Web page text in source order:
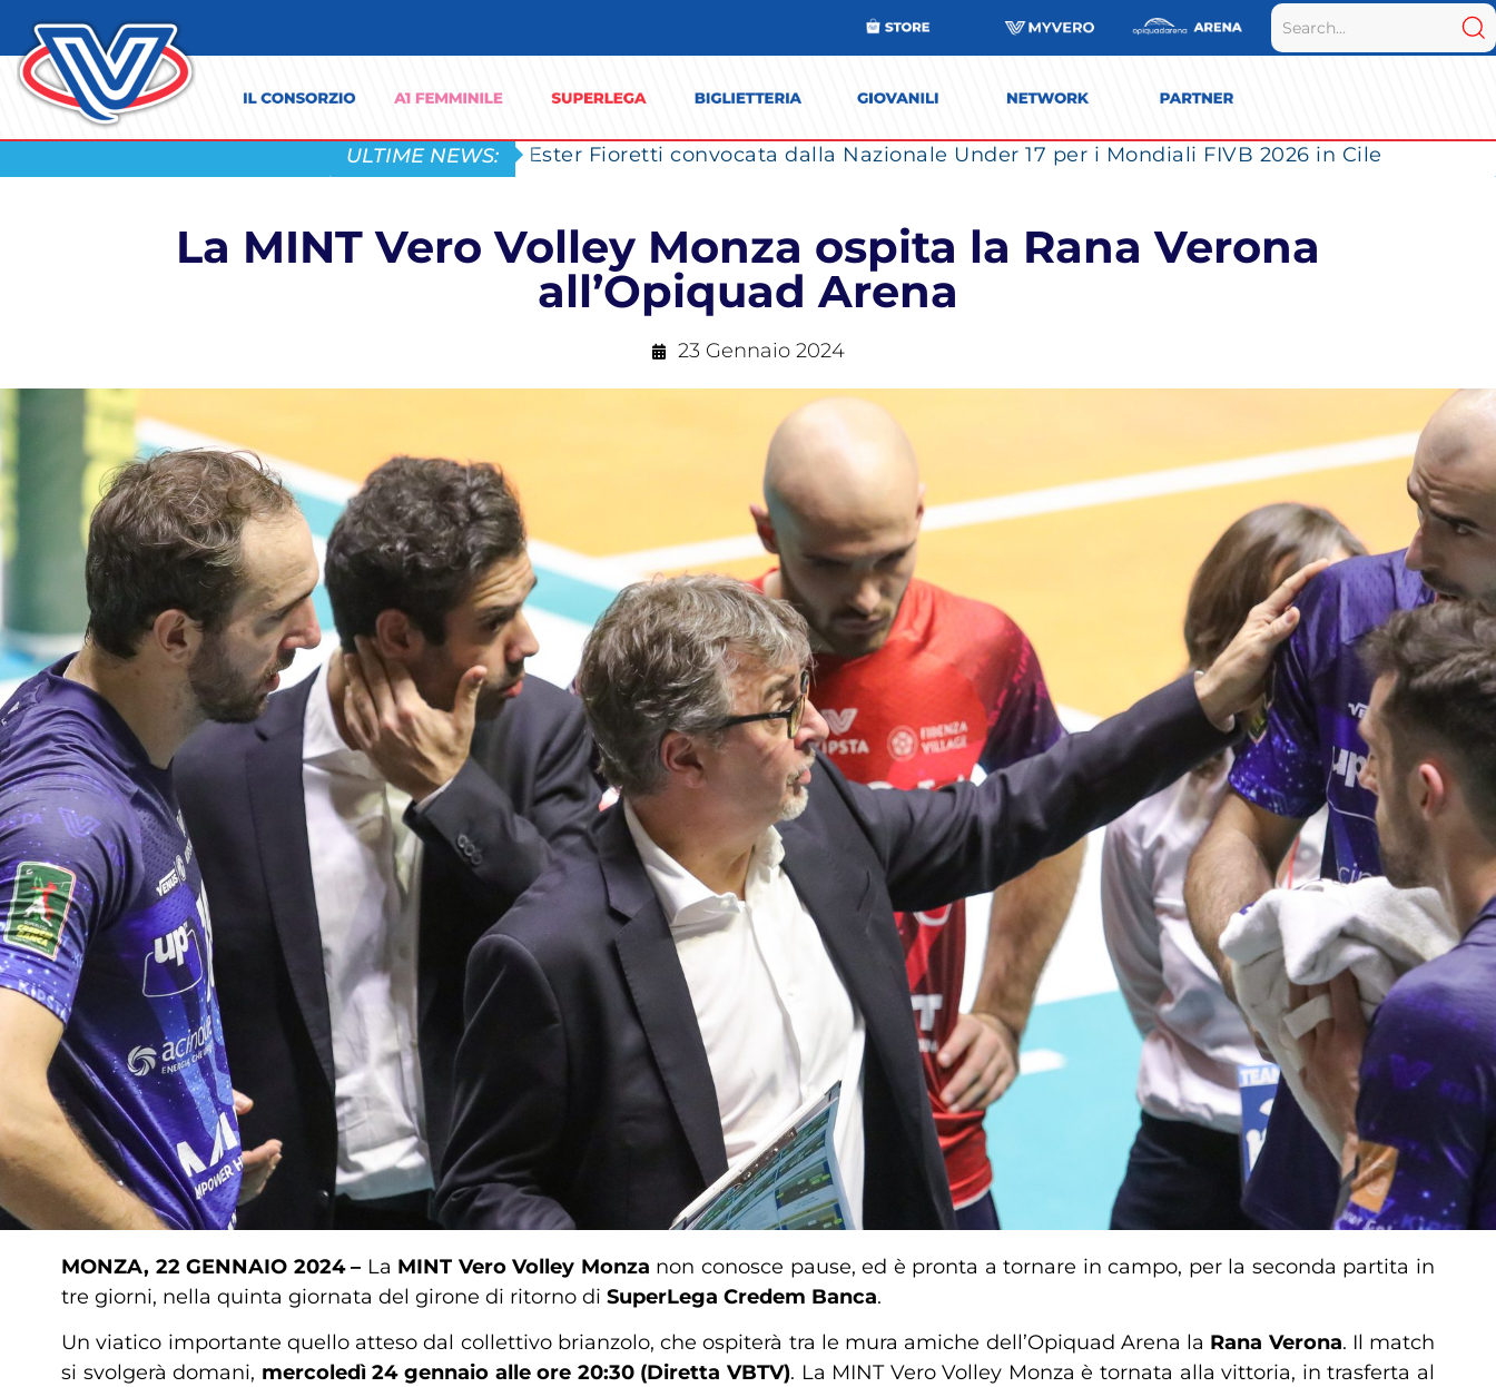
ULTIME NEWS: Ester Fioretti convocata dalla Nazionale Under 17 per i Mondiali FIVB 2026 in Cile
La MINT Vero Volley Monza ospita la Rana Verona
all’Opiquad Arena
23 Gennaio 2024
MONZA, 22 GENNAIO 2024 – La MINT Vero Volley Monza non conosce pause, ed è pronta a tornare in campo, per la seconda partita in
tre giorni, nella quinta giornata del girone di ritorno di SuperLega Credem Banca.
Un viatico importante quello atteso dal collettivo brianzolo, che ospiterà tra le mura amiche dell’Opiquad Arena la Rana Verona. Il match
si svolgerà domani, mercoledì 24 gennaio alle ore 20:30 (Diretta VBTV). La MINT Vero Volley Monza è tornata alla vittoria, in trasferta al